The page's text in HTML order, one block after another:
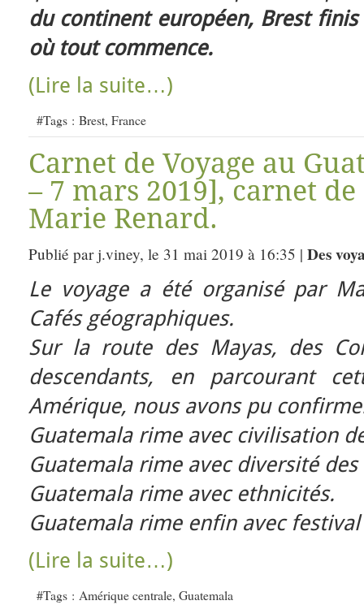
du continent européen, Brest
où tout commence.
(Lire la suite…)
#Tags : Brest, France
Carnet de Voyage au
– 7 mars 2019], carnet
Marie Renard.
Publié par j.viney, le 31 mai 2019 à 16:35 | Des
Le voyage a été organisé par
Cafés géographiques.
Sur la route des Mayas, des
descendants, en parcourant
Amérique, nous avons pu
Guatemala rime avec civilisation
Guatemala rime avec diversité des
Guatemala rime avec ethnicités.
Guatemala rime enfin avec
(Lire la suite…)
#Tags : Amérique centrale, Guatemala